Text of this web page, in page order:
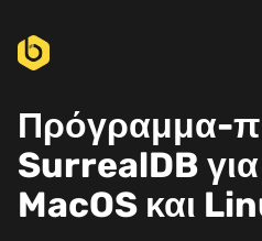
Πρόγραμμα-
SurrealDB
MacOS και